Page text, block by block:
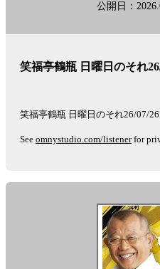
公開日：
笑福亭鶴瓶 日曜日のそれ
笑福亭鶴瓶 日曜日のそれ26/07/
See omnystudio.com/listenerfor